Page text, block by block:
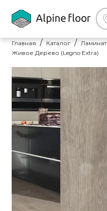
Главная Каталог Ламинат
Живое Дерево (Legno Extra)